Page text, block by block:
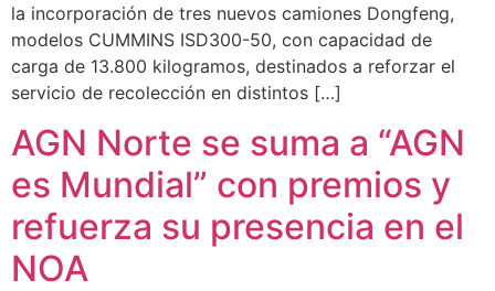
la incorporación de tres nuevos camiones Dongfeng,
modelos CUMMINS ISD300-50, con capacidad de
carga de 13.800 kilogramos, destinados a reforzar el
servicio de recolección en distintos […]
AGN Norte se suma a “AGN
es Mundial” con premios y
refuerza su presencia en el
NOA